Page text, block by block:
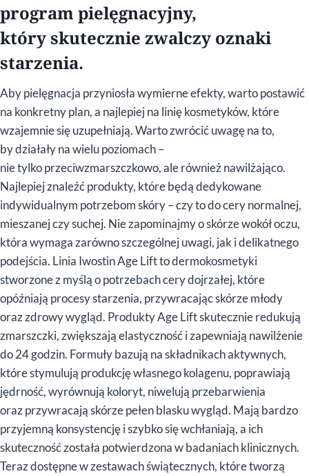
program pielęgnacyjny,
który skutecznie zwalczy oznaki
starzenia.
Aby pielęgnacja przyniosła wymierne efekty, warto postawić
na konkretny plan, a najlepiej na linię kosmetyków, które
wzajemnie się uzupełniają. Warto zwrócić uwagę na to,
by działały na wielu poziomach –
nie tylko przeciwzmarszczkowo, ale również nawilżająco.
Najlepiej znaleźć produkty, które będą dedykowane
indywidualnym potrzebom skóry – czy to do cery normalnej,
mieszanej czy suchej. Nie zapominajmy o skórze wokół oczu,
która wymaga zarówno szczególnej uwagi, jak i delikatnego
podejścia. Linia Iwostin Age Lift to dermokosmetyki
stworzone z myślą o potrzebach cery dojrzałej, które
opóźniają procesy starzenia, przywracając skórze młody
oraz zdrowy wygląd. Produkty Age Lift skutecznie redukują
zmarszczki, zwiększają elastyczność i zapewniają nawilżenie
do 24 godzin. Formuły bazują na składnikach aktywnych,
które stymulują produkcję własnego kolagenu, poprawiają
jędrność, wyrównują koloryt, niwelują przebarwienia
oraz przywracają skórze pełen blasku wygląd. Mają bardzo
przyjemną konsystencję i szybko się wchłaniają, a ich
skuteczność została potwierdzona w badaniach klinicznych.
Teraz dostępne w zestawach świątecznych, które tworzą